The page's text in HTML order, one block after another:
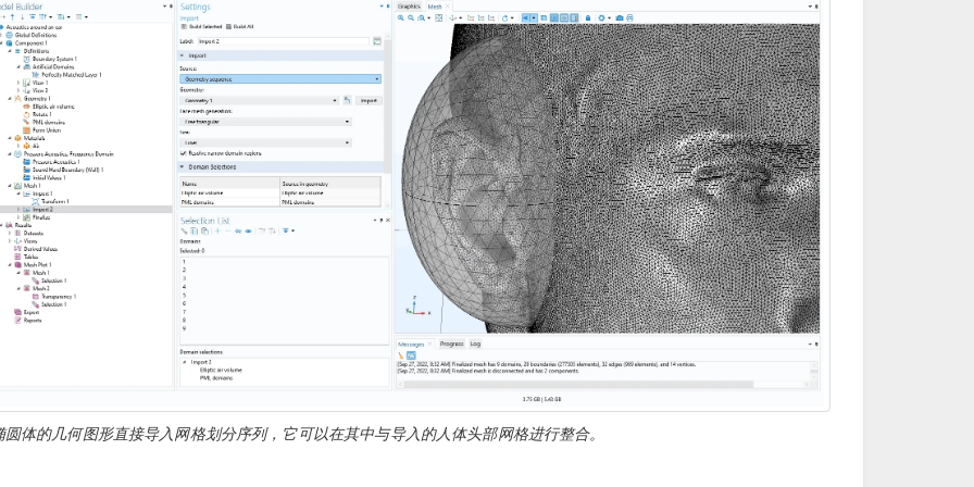
圆体的几何图形直接导入网格划分序列，它可以在其中与导入的人体头部网格进行整合。